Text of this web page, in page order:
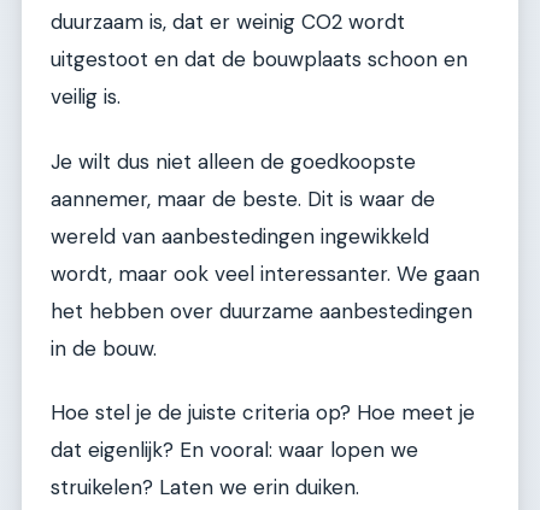
duurzaam is, dat er weinig CO2 wordt
uitgestoot en dat de bouwplaats schoon en
veilig is.
Je wilt dus niet alleen de goedkoopste
aannemer, maar de beste. Dit is waar de
wereld van aanbestedingen ingewikkeld
wordt, maar ook veel interessanter. We gaan
het hebben over duurzame aanbestedingen
in de bouw.
Hoe stel je de juiste criteria op? Hoe meet je
dat eigenlijk? En vooral: waar lopen we
struikelen? Laten we erin duiken.